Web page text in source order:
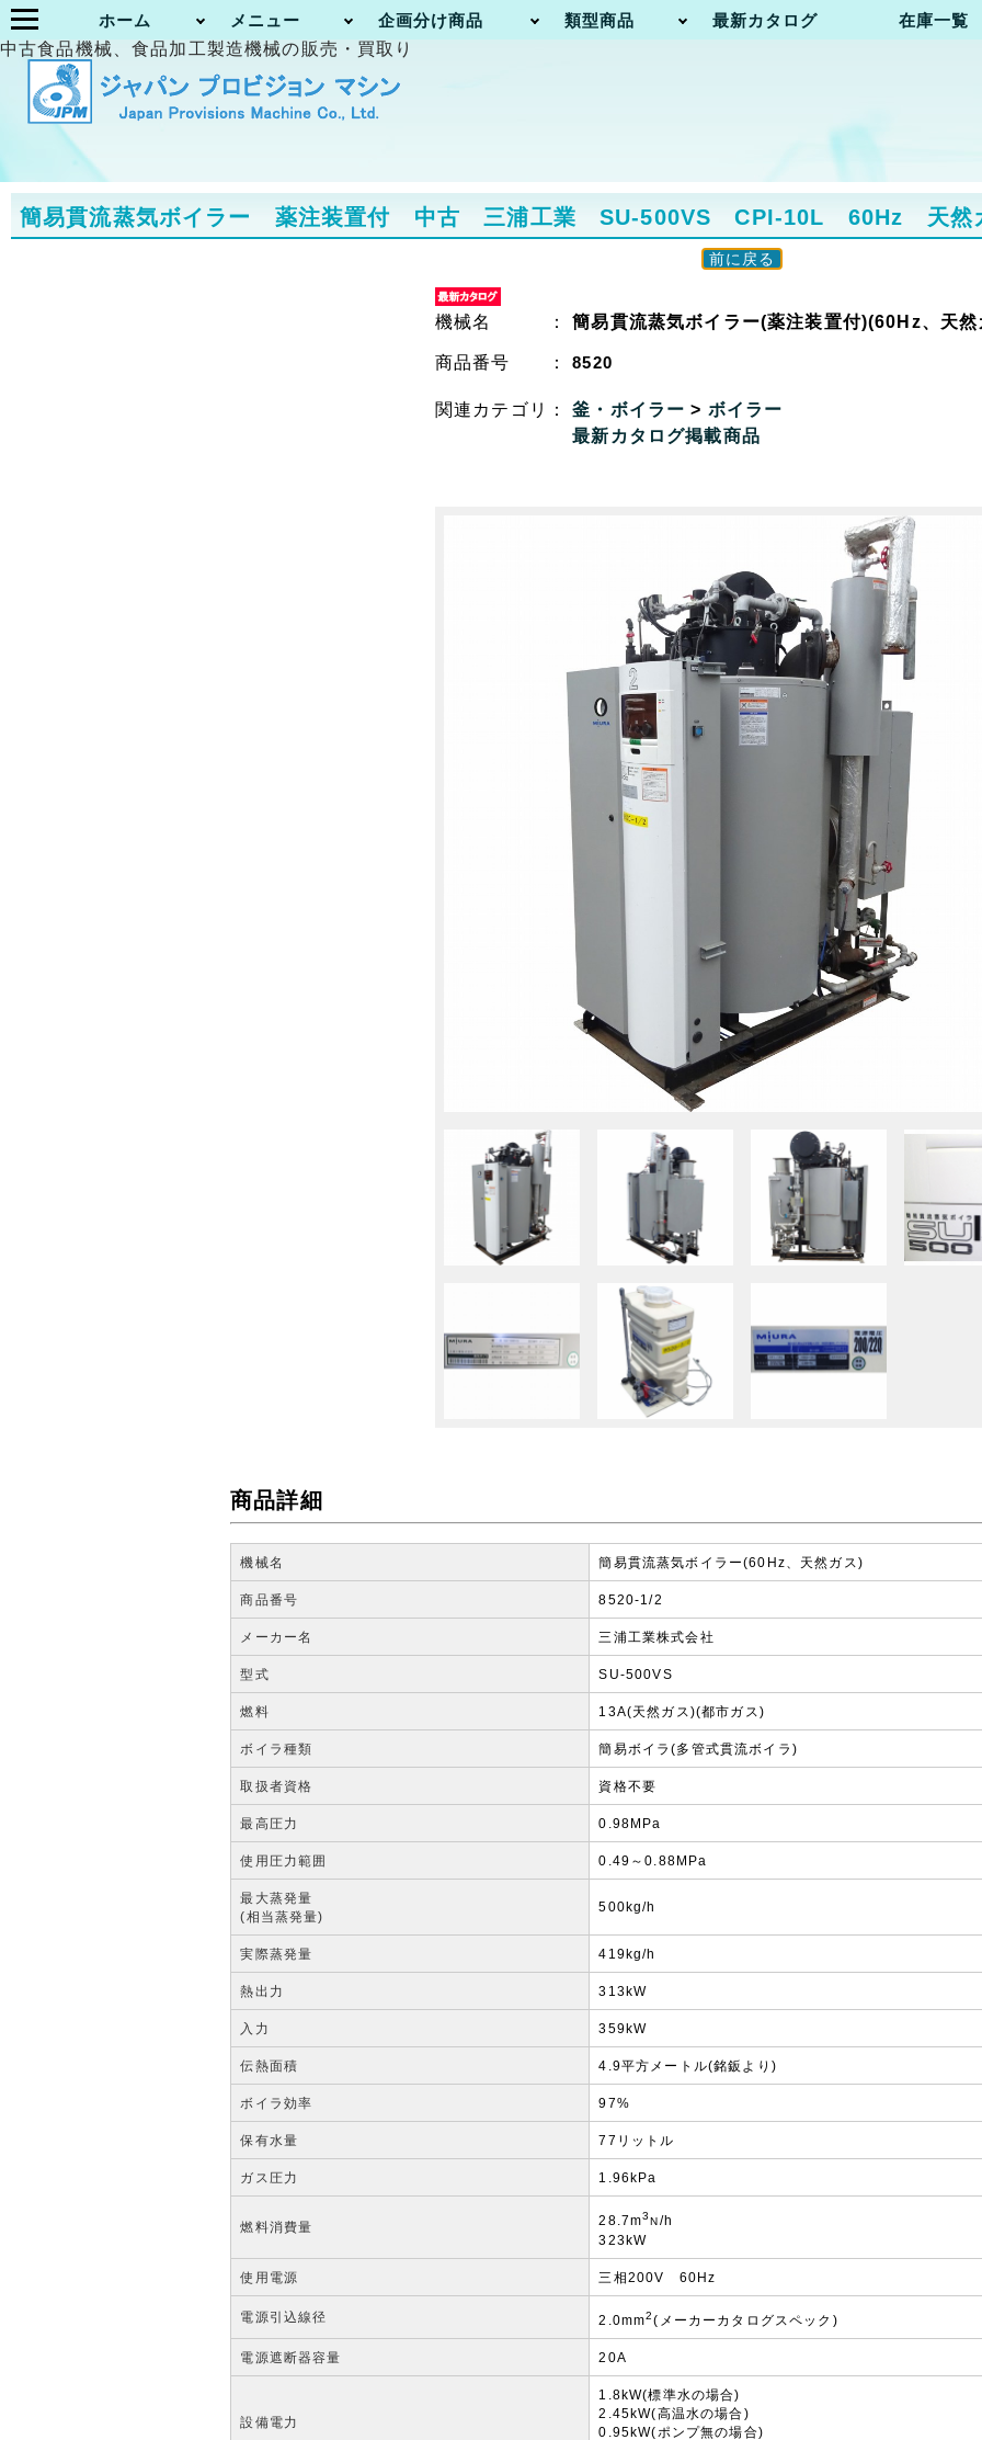
ホーム メニュー 企画分け商品 類型商品 最新カタログ
在庫一覧
中古食品機械、食品加工製造機械の販売・買取り
簡易貫流蒸気ボイラー 薬注装置付 中古 三浦工業 SU-500VS CPI-10L 60Hz 天然
前に戻る
機械名 ：簡易貫流蒸気ボイラー(薬注装置付)(60Hz、天然
商品番号 ：8520
関連カテゴリ：釜・ボイラー> ボイラー
最新カタログ掲載商品
商品詳細
機械名 簡易貫流蒸気ボイラー(60Hz、天然ガス)
商品番号 8520-1/2
メーカー名 三浦工業株式会社
型式 SU-500VS
燃料 13A(天然ガス)(都市ガス)
ボイラ種類 簡易ボイラ(多管式貫流ボイラ)
取扱者資格 資格不要
最高圧力 0.98MPa
使用圧力範囲 0.49～0.88MPa
最大蒸発量
(相当蒸発量)
500kg/h
実際蒸発量 419kg/h
熱出力 313kW
入力 359kW
伝熱面積 4.9平方メートル(銘鈑より)
ボイラ効率 97%
保有水量 77リットル
ガス圧力 1.96kPa
燃料消費量 28.7m3N/h
323kW
使用電源 三相200V 60Hz
電源引込線径 2.0mm2 (メーカーカタログスペック)
電源遮断器容量 20A
設備電力
1.8kW(標準水の場合)
2.45kW(高温水の場合)
0.95kW(ポンプ無の場合)